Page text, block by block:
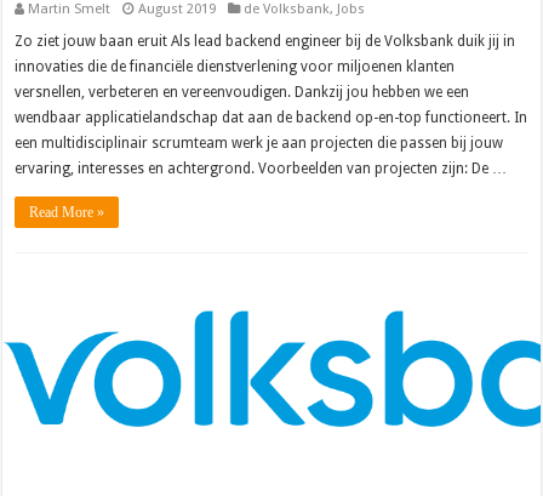
Martin Smelt August 2019 de Volksbank, Jobs
Zo ziet jouw baan eruit Als lead backend engineer bij de Volksbank duik jij in
innovaties die de financiële dienstverlening voor miljoenen klanten
versnellen, verbeteren en vereenvoudigen. Dankzij jou hebben we een
wendbaar applicatielandschap dat aan de backend op-en-top functioneert. In
een multidisciplinair scrumteam werk je aan projecten die passen bij jouw
ervaring, interesses en achtergrond. Voorbeelden van projecten zijn: De …
Read More »